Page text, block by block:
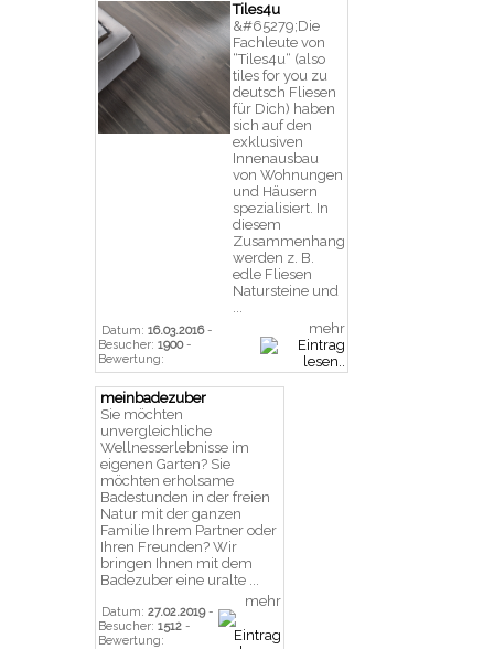
Tiles4u
&#65279;Die
Fachleute von
“Tiles4u“ (also
tiles for you zu
deutsch Fliesen
für Dich) haben
sich auf den
exklusiven
Innenausbau
von Wohnungen
und Häusern
spezialisiert. In
diesem
Zusammenhang
werden z. B.
edle Fliesen
Natursteine und
...
Datum: 16.03.2016-
Besucher: 1900-
Bewertung:
mehr
meinbadezuber
Sie möchten
unvergleichliche
Wellnesserlebnisse im
eigenen Garten? Sie
möchten erholsame
Badestunden in der freien
Natur mit der ganzen
Familie Ihrem Partner oder
Ihren Freunden? Wir
bringen Ihnen mit dem
Badezuber eine uralte ...
Datum: 27.02.2019-
Besucher: 1512 -
Bewertung:
mehr